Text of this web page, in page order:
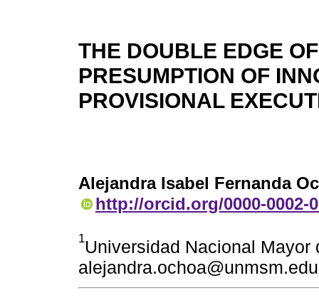
THE DOUBLE EDGE
PRESUMPTION OF
PROVISIONAL
Alejandra Isabel Fernanda
http://orcid.org/0000-0002-
1Universidad Nacional